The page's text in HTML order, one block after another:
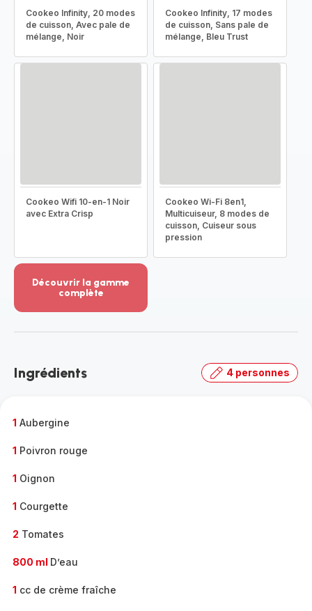
Cookeo Infinity, 20 modes
de cuisson, Avec pale de
mélange, Noir
Cookeo Infinity, 17 modes
de cuisson, Sans pale de
mélange, Bleu Trust
Cookeo Wifi 10-en-1 Noir
avec Extra Crisp
Cookeo Wi-Fi 8en1,
Multicuiseur, 8 modes de
cuisson, Cuiseur sous
pression
Découvrir la gamme
complète
-
gamme
Ingrédients 4 personnes
1 Aubergine
1 Poivron rouge
1 Oignon
1 Courgette
2 Tomates
800 ml D’eau
1 cc de crème fraîche